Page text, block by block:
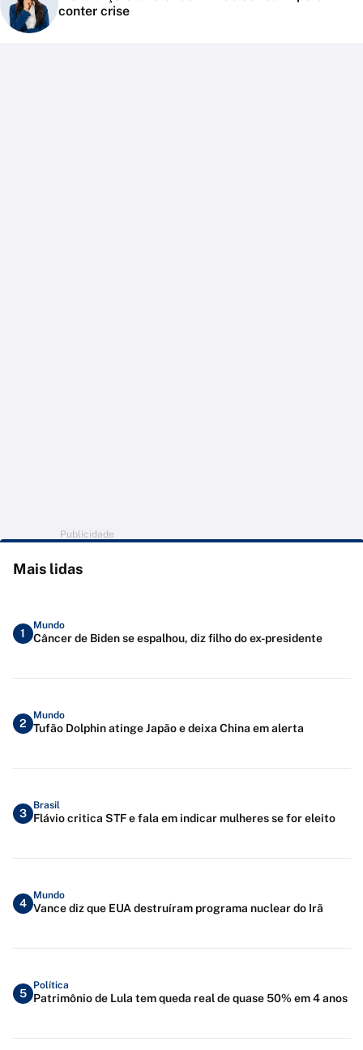
conter crise
Publicidade
Mais lidas
1
Mundo
Câncer de Biden se espalhou, diz filho do ex-presidente
2
Mundo
Tufão Dolphin atinge Japão e deixa China em alerta
3
Brasil
Flávio critica STF e fala em indicar mulheres se for eleito
4
Mundo
Vance diz que EUA destruíram programa nuclear do Irã
5
Política
Patrimônio de Lula tem queda real de quase 50% em 4 anos